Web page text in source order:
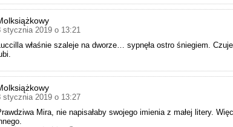
stycznia 2019 o 13:21
właśnie szaleje na dworze… sypnęła ostro śniegiem.
stycznia 2019 o 13:27
Mira, nie napisałaby swojego imienia z małej litery.